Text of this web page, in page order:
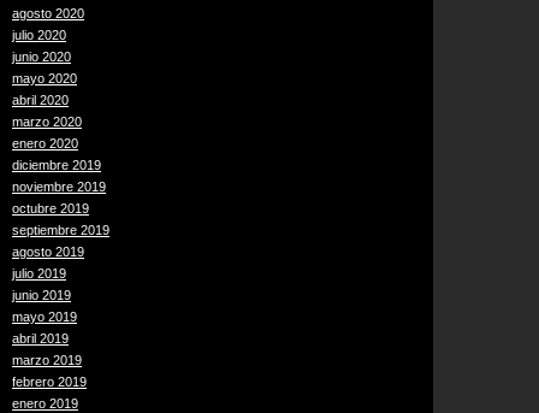
agosto 2020
julio 2020
junio 2020
mayo 2020
abril 2020
marzo 2020
enero 2020
diciembre 2019
noviembre 2019
octubre 2019
septiembre 2019
agosto 2019
julio 2019
junio 2019
mayo 2019
abril 2019
marzo 2019
febrero 2019
enero 2019